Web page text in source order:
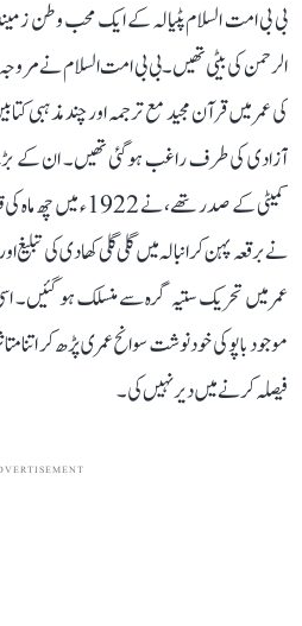
بی بی امت السلام پٹیالہ کے ایک محب وطن
الرحمن کی بیٹی تھیں۔ بی بی امت السلام نے
کی عمر میں قرآن مجید مع ترجمہ اور چند مذہبی
آزادی کی طرف راغب ہو گئی تھیں۔ ان کے
کمیٹی کے صدر تھے، نے
عمر میں تحریک ستیہ گرہ سے منسلک ہو گئیں۔
موجود باپو کی خود نوشت سوانح عمری پڑھ کر اتنا
فیصلہ کرنے میں دیر نہیں کی۔